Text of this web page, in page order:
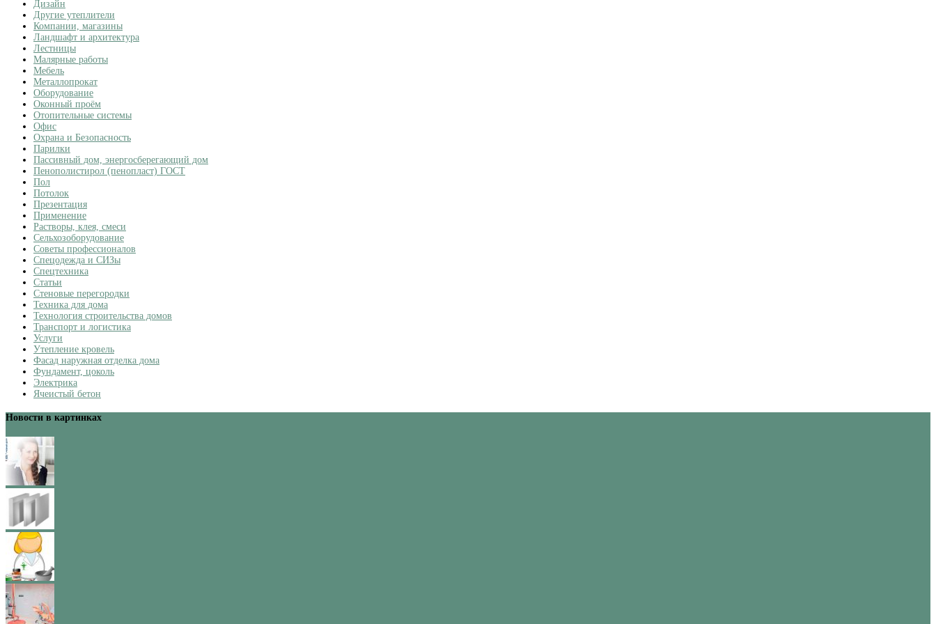
Дизайн
Другие утеплители
Компании, магазины
Ландшафт и архитектура
Лестницы
Малярные работы
Мебель
Металлопрокат
Оборудование
Оконный проём
Отопительные системы
Офис
Охрана и Безопасность
Парилки
Пассивный дом, энергосберегающий дом
Пенополистирол (пенопласт) ГОСТ
Пол
Потолок
Презентация
Применение
Растворы, клея, смеси
Сельхозоборудование
Советы профессионалов
Спецодежда и СИЗы
Спецтехника
Статьи
Стеновые перегородки
Техника для дома
Технология строительства домов
Транспорт и логистика
Услуги
Утепление кровель
Фасад наружная отделка дома
Фундамент, цоколь
Электрика
Ячеистый бетон
Новости в картинках